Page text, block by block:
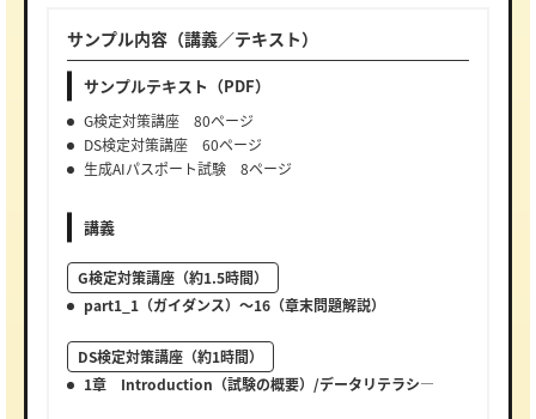
サンプル内容（講義／テキスト）
サンプルテキスト（PDF）
G検定対策講座 80ページ
DS検定対策講座 60ページ
生成AIパスポート試験 8ページ
講義
G検定対策講座（約1.5時間）
part1_1（ガイダンス）～16（章末問題解説）
DS検定対策講座（約1時間）
1章 Introduction（試験の概要）/データリテラシ―